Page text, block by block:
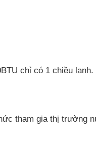
chỉ có 1 chiều lạnh.
tham gia thị